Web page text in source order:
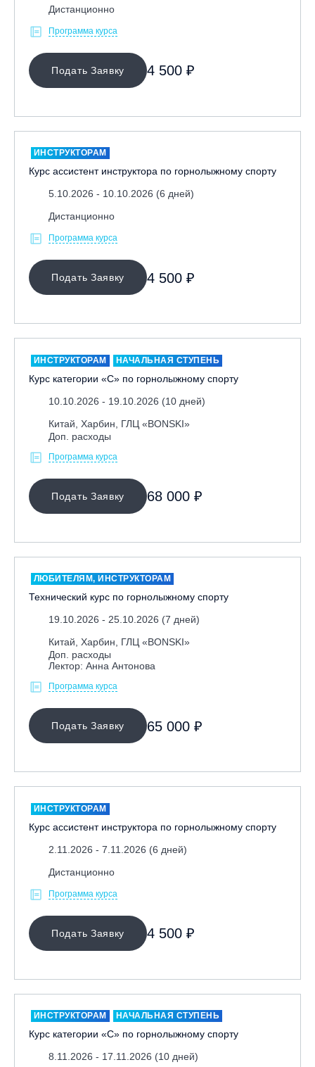
МЕСТО ПРОВЕДЕНИЯ
ОЧИСТИТЬ ФИЛЬТР
Дистанционно
Программа курса
Подать Заявку 4 500 ₽
ИНСТРУКТОРАМ
Курс ассистент инструктора по горнолыжному спорту
5.10.2026 - 10.10.2026 (6 дней)
Дистанционно
Программа курса
Подать Заявку 4 500 ₽
ИНСТРУКТОРАМ НАЧАЛЬНАЯ СТУПЕНЬ
Курс категории «С» по горнолыжному спорту
10.10.2026 - 19.10.2026 (10 дней)
Китай, Харбин, ГЛЦ «BONSKI»
Доп. расходы
Программа курса
Подать Заявку 68 000 ₽
ЛЮБИТЕЛЯМ, ИНСТРУКТОРАМ
Технический курс по горнолыжному спорту
19.10.2026 - 25.10.2026 (7 дней)
Китай, Харбин, ГЛЦ «BONSKI»
Доп. расходы
Лектор: Анна Антонова
Программа курса
Подать Заявку 65 000 ₽
ИНСТРУКТОРАМ
Курс ассистент инструктора по горнолыжному спорту
2.11.2026 - 7.11.2026 (6 дней)
Дистанционно
Программа курса
Подать Заявку 4 500 ₽
ИНСТРУКТОРАМ НАЧАЛЬНАЯ СТУПЕНЬ
Курс категории «С» по горнолыжному спорту
8.11.2026 - 17.11.2026 (10 дней)